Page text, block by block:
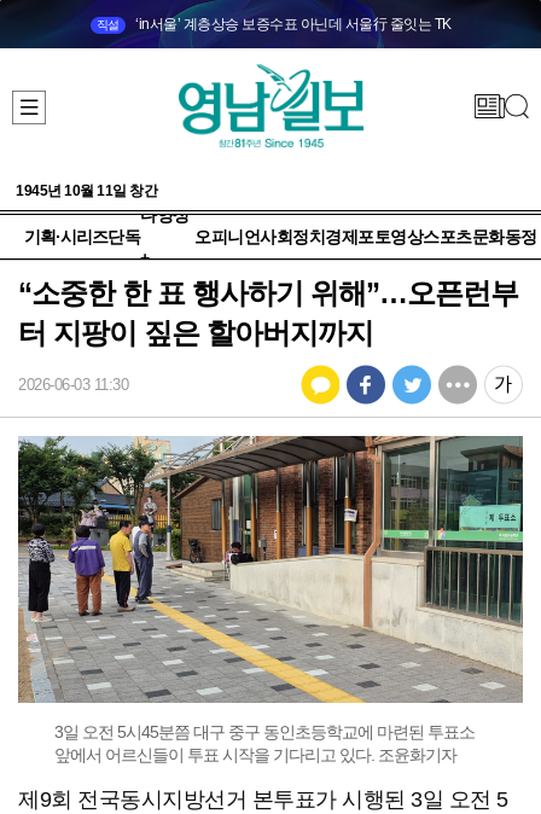
직설 ‘in서울’ 계층상승 보증수표 아닌데 서울行 줄잇는 TK
1945년 10월 11일 창간
기획·시리즈단독
다양성
+
오피니언사회정치 경제 포토영상스포츠문화동정
“소중한 한 표 행사하기 위해”…오픈런부
터 지팡이 짚은 할아버지까지
2026-06-03 11:30
3일 오전 5시45분쯤 대구 중구 동인초등학교에 마련된 투표소
앞에서 어르신들이 투표 시작을 기다리고 있다. 조윤화기자
제9회 전국동시지방선거 본투표가 시행된 3일 오전 5